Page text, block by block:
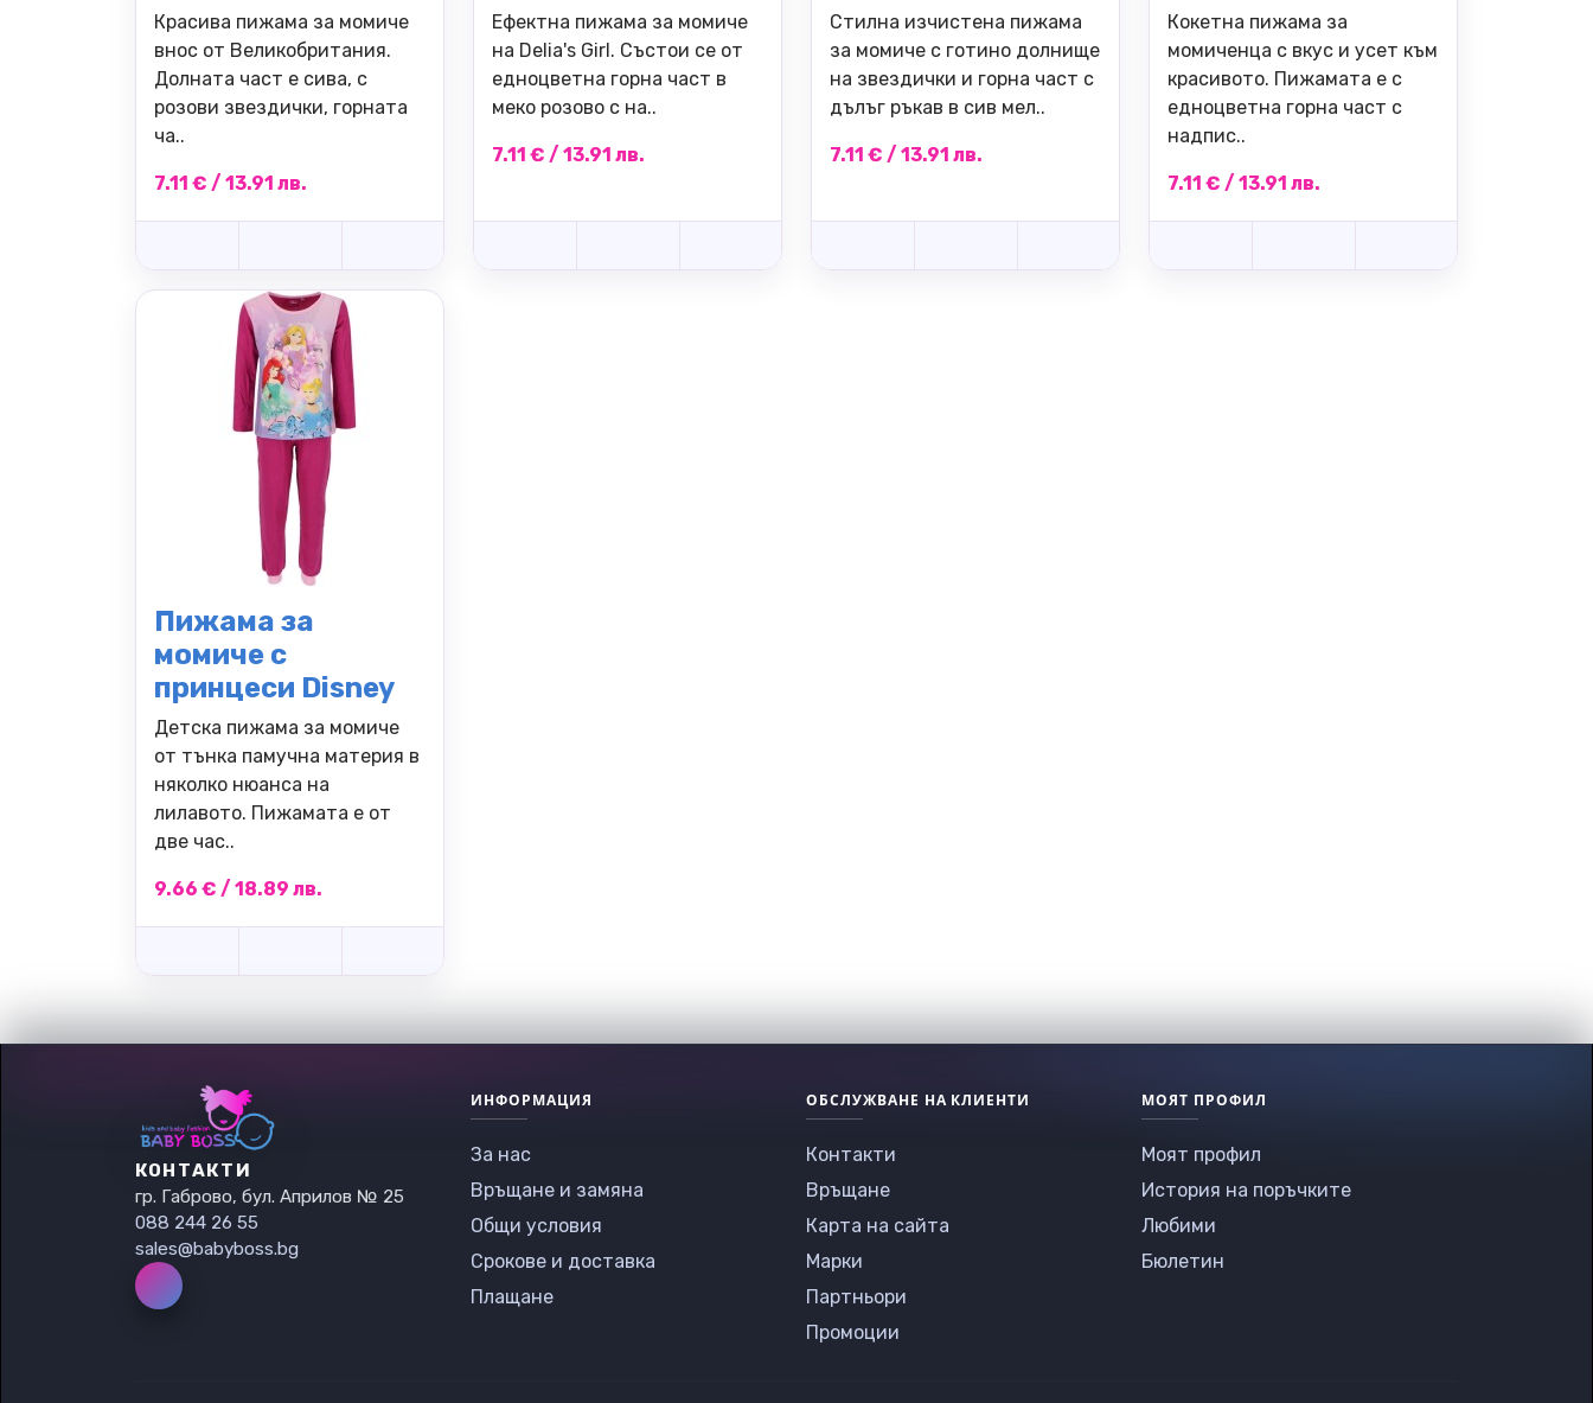
Красива пижама за момиче
внос от Великобритания.
Долната част е сива, с
розови звездички, горната
ча..
7.11 € / 13.91 лв.
Ефектна пижама за момиче
на Delia's Girl. Състои се от
едноцветна горна част в
меко розово с на..
7.11 € / 13.91 лв.
Стилна изчистена пижама
за момиче с готино долнище
на звездички и горна част с
дълъг ръкав в сив мел..
7.11 € / 13.91 лв.
Кокетна пижама за
момиченца с вкус и усет към
красивото. Пижамата е с
едноцветна горна част с
надпис..
7.11 € / 13.91 лв.
Пижама за
момиче с
принцеси Disney
Детска пижама за момиче
от тънка памучна материя в
няколко нюанса на
лилавото. Пижамата е от
две час..
9.66 € / 18.89 лв.
КОНТАКТИ
гр. Габрово, бул. Априлов № 25
088 244 26 55
sales@babyboss.bg
ИНФОРМАЦИЯ
За нас
Връщане и замяна
Общи условия
Срокове и доставка
Плащане
ОБСЛУЖВАНЕ НА КЛИЕНТИ
Контакти
Връщане
Карта на сайта
Марки
Партньори
Промоции
МОЯТ ПРОФИЛ
Моят профил
История на поръчките
Любими
Бюлетин